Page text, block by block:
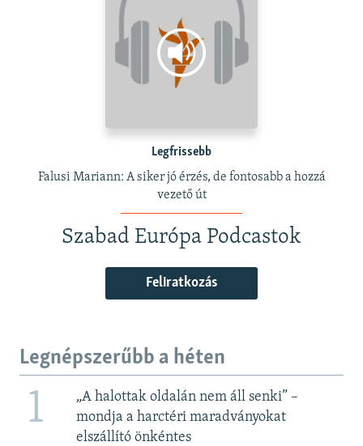
Legfrissebb
Falusi Mariann: A siker jó érzés, de fontosabb a hozzá
vezető út
Szabad Európa Podcastok
Feliratkozás
Legnépszerűbb a héten
1
„A halottak oldalán nem áll senki” –
mondja a harctéri maradványokat
elszállító önkéntes